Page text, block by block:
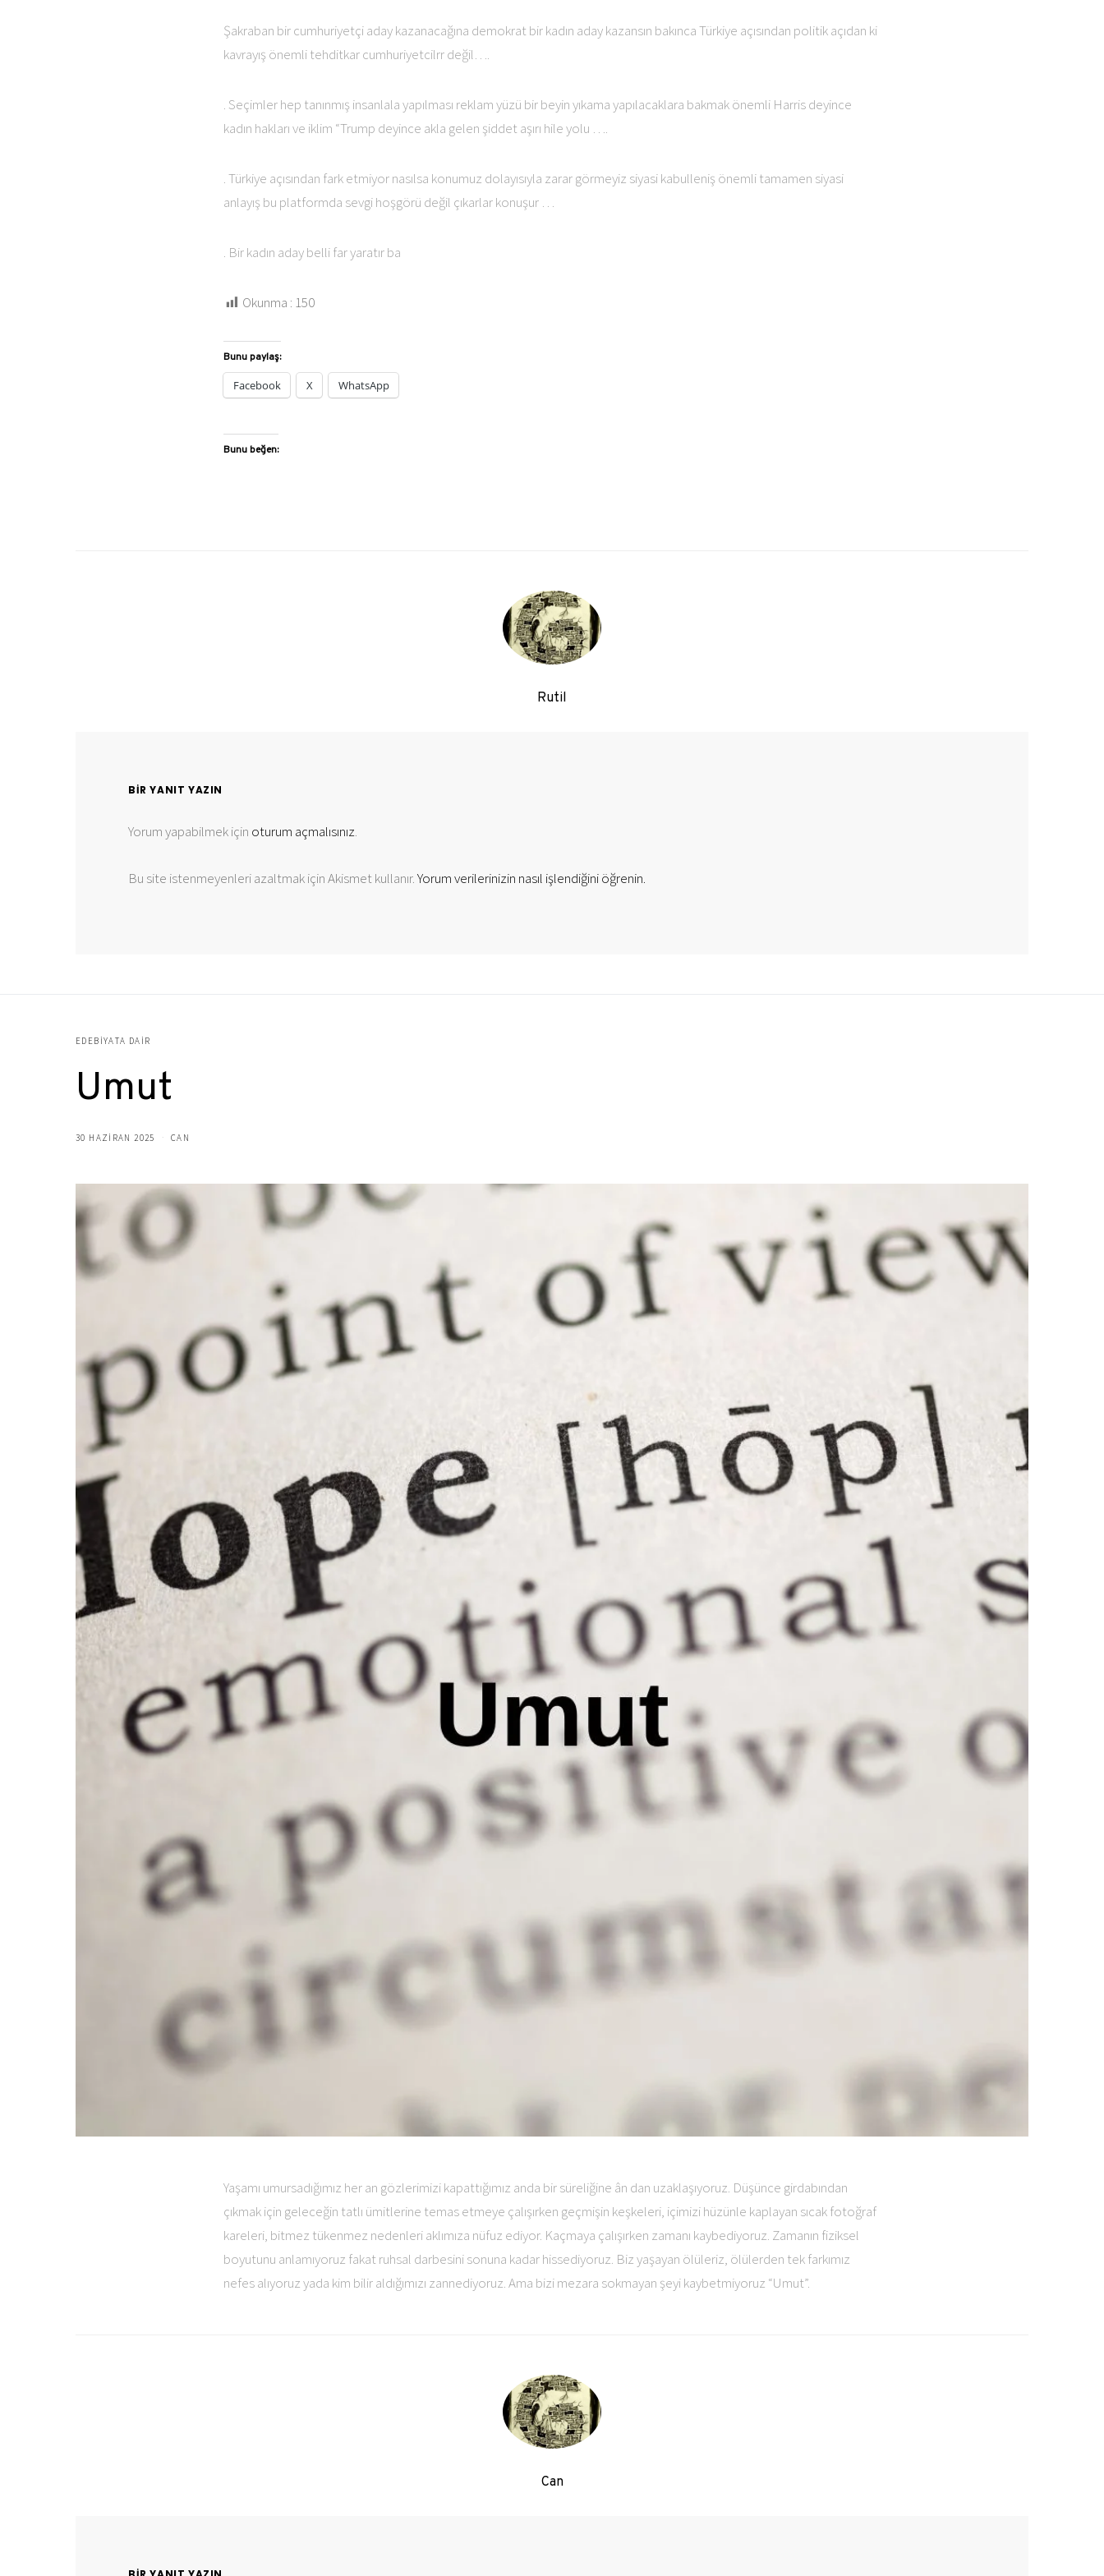
Şakraban bir cumhuriyetçi aday kazanacağına demokrat bir kadın aday kazansın bakınca Türkiye açısından politik açıdan ki
kavrayış önemli tehditkar cumhuriyetcilrr değil….
. Seçimler hep tanınmış insanlala yapılması reklam yüzü bir beyin yıkama yapılacaklara bakmak önemli Harris deyince
kadın hakları ve iklim “Trump deyince akla gelen şiddet aşırı hile yolu ….
. Türkiye açısından fark etmiyor nasılsa konumuz dolayısıyla zarar görmeyiz siyasi kabulleniş önemli tamamen siyasi
anlayış bu platformda sevgi hoşgörü değil çıkarlar konuşur …
. Bir kadın aday belli far yaratır ba
Okunma : 150
Bunu paylaş:
Facebook X WhatsApp
Bunu beğen:
Rutil
BIR YANIT YAZIN
Yorum yapabilmek için oturum açmalısınız.
Bu site istenmeyenleri azaltmak için Akismet kullanır.Yorum verilerinizin nasıl işlendiğini öğrenin.
EDEBIYATA DAIR
Umut
30 HAZIRAN 2025 CAN
Yaşamı umursadığımız her an gözlerimizi kapattığımız anda bir süreliğine ân dan uzaklaşıyoruz. Düşünce girdabından
çıkmak için geleceğin tatlı ümitlerine temas etmeye çalışırken geçmişin keşkeleri, içimizi hüzünle kaplayan sıcak fotoğraf
kareleri, bitmez tükenmez nedenleri aklımıza nüfuz ediyor. Kaçmaya çalışırken zamanı kaybediyoruz. Zamanın fiziksel
boyutunu anlamıyoruz fakat ruhsal darbesini sonuna kadar hissediyoruz. Biz yaşayan ölüleriz, ölülerden tek farkımız
nefes alıyoruz yada kim bilir aldığımızı zannediyoruz. Ama bizi mezara sokmayan şeyi kaybetmiyoruz “Umut”.
Can